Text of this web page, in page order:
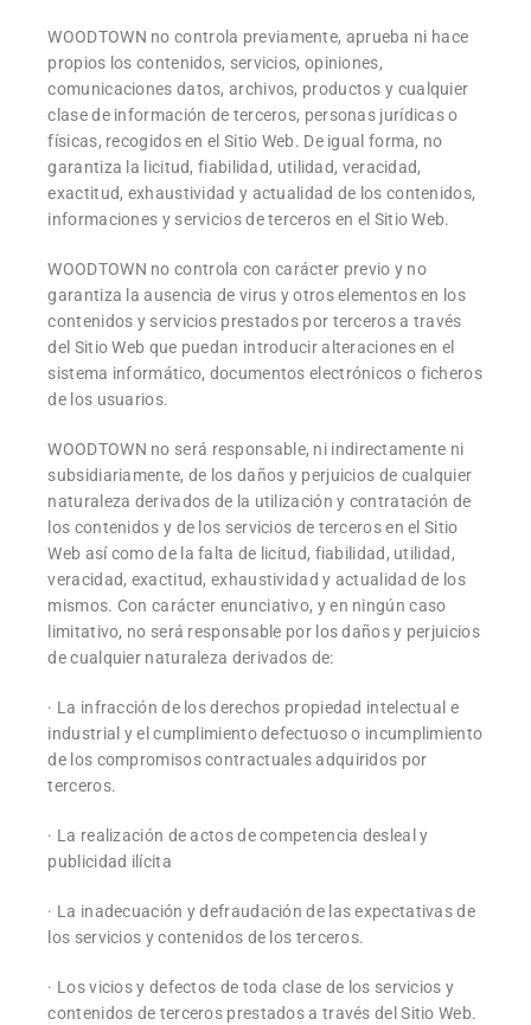
WOODTOWN no controla previamente, aprueba ni hace
propios los contenidos, servicios, opiniones,
comunicaciones datos, archivos, productos y cualquier
clase de información de terceros, personas jurídicas o
físicas, recogidos en el Sitio Web. De igual forma, no
garantiza la licitud, fiabilidad, utilidad, veracidad,
exactitud, exhaustividad y actualidad de los contenidos,
informaciones y servicios de terceros en el Sitio Web.
WOODTOWN no controla con carácter previo y no
garantiza la ausencia de virus y otros elementos en los
contenidos y servicios prestados por terceros a través
del Sitio Web que puedan introducir alteraciones en el
sistema informático, documentos electrónicos o ficheros
de los usuarios.
WOODTOWN no será responsable, ni indirectamente ni
subsidiariamente, de los daños y perjuicios de cualquier
naturaleza derivados de la utilización y contratación de
los contenidos y de los servicios de terceros en el Sitio
Web así como de la falta de licitud, fiabilidad, utilidad,
veracidad, exactitud, exhaustividad y actualidad de los
mismos. Con carácter enunciativo, y en ningún caso
limitativo, no será responsable por los daños y perjuicios
de cualquier naturaleza derivados de:
· La infracción de los derechos propiedad intelectual e
industrial y el cumplimiento defectuoso o incumplimiento
de los compromisos contractuales adquiridos por
terceros.
· La realización de actos de competencia desleal y
publicidad ilícita
· La inadecuación y defraudación de las expectativas de
los servicios y contenidos de los terceros.
· Los vicios y defectos de toda clase de los servicios y
contenidos de terceros prestados a través del Sitio Web.